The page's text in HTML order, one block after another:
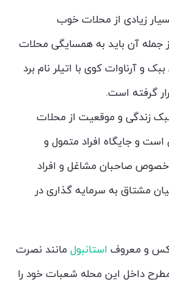
زیادی از محلات خوب
جمله آن باید به همسایگی محلات
و آرناوات کوی با اتیلر نام برد
گرفته است.
زندگی و موقعیت از محلات
و جایگاه افراد متمول و
خصوص صاحبان مشاغل و افراد
مشتاق به سرمایه گذاری در
و معروف استانبول مانند نصرت
داخل این محله شعبات خود را